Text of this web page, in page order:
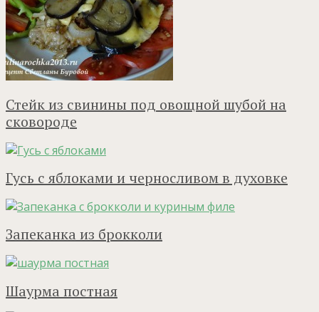
Стейк из свинины под овощной шубой на
сковороде
Гусь с яблоками и черносливом в духовке
Запеканка из брокколи
Шаурма постная